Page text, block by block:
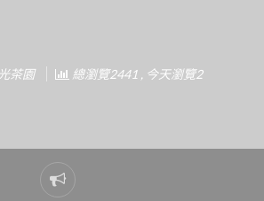
茶園 總瀏覽2441 , 今天瀏覽2
Report